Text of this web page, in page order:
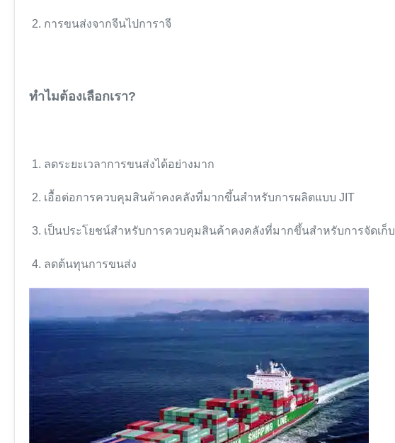
2. การขนส่งจากจีนไปการาจี
ทำไมต้องเลือกเรา?
1. ลดระยะเวลาการขนส่งได้อย่างมาก
2. เอื้อต่อการควบคุมสินค้าคงคลังที่มากขึ้นสำหรับการผลิตแบบ JIT
3. เป็นประโยชน์สำหรับการควบคุมสินค้าคงคลังที่มากขึ้นสำหรับการจัดเก็บ
4. ลดต้นทุนการขนส่ง